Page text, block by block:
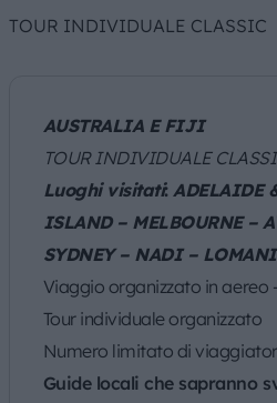
TOUR INDIVIDUALE CLASSIC
AUSTRALIA E FIJI
TOUR INDIVIDUALE
Luoghi visitati: ADELAIDE
ISLAND – MELBOURNE –
SYDNEY – NADI –
Viaggio organizzato in aereo
Tour individuale organizzato
Numero limitato di
Guide locali che sapranno